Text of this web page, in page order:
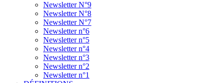
Newsletter N°9
Newsletter N°8
Newsletter N°7
Newsletter n°6
Newsletter n°5
Newsletter n°4
Newsletter n°3
Newsletter n°2
Newsletter n°1